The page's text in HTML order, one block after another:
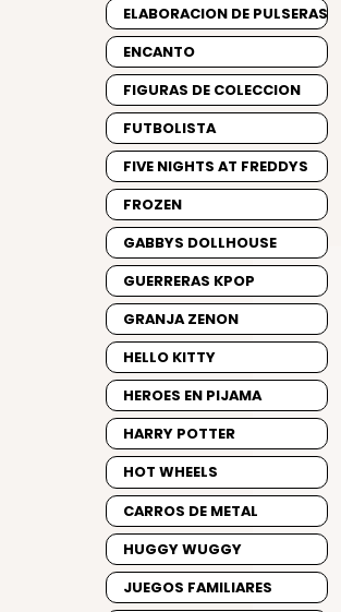
ELABORACION DE PULSERAS
ENCANTO
FIGURAS DE COLECCION
FUTBOLISTA
FIVE NIGHTS AT FREDDYS
FROZEN
GABBYS DOLLHOUSE
GUERRERAS KPOP
GRANJA ZENON
HELLO KITTY
HEROES EN PIJAMA
HARRY POTTER
HOT WHEELS
CARROS DE METAL
HUGGY WUGGY
JUEGOS FAMILIARES